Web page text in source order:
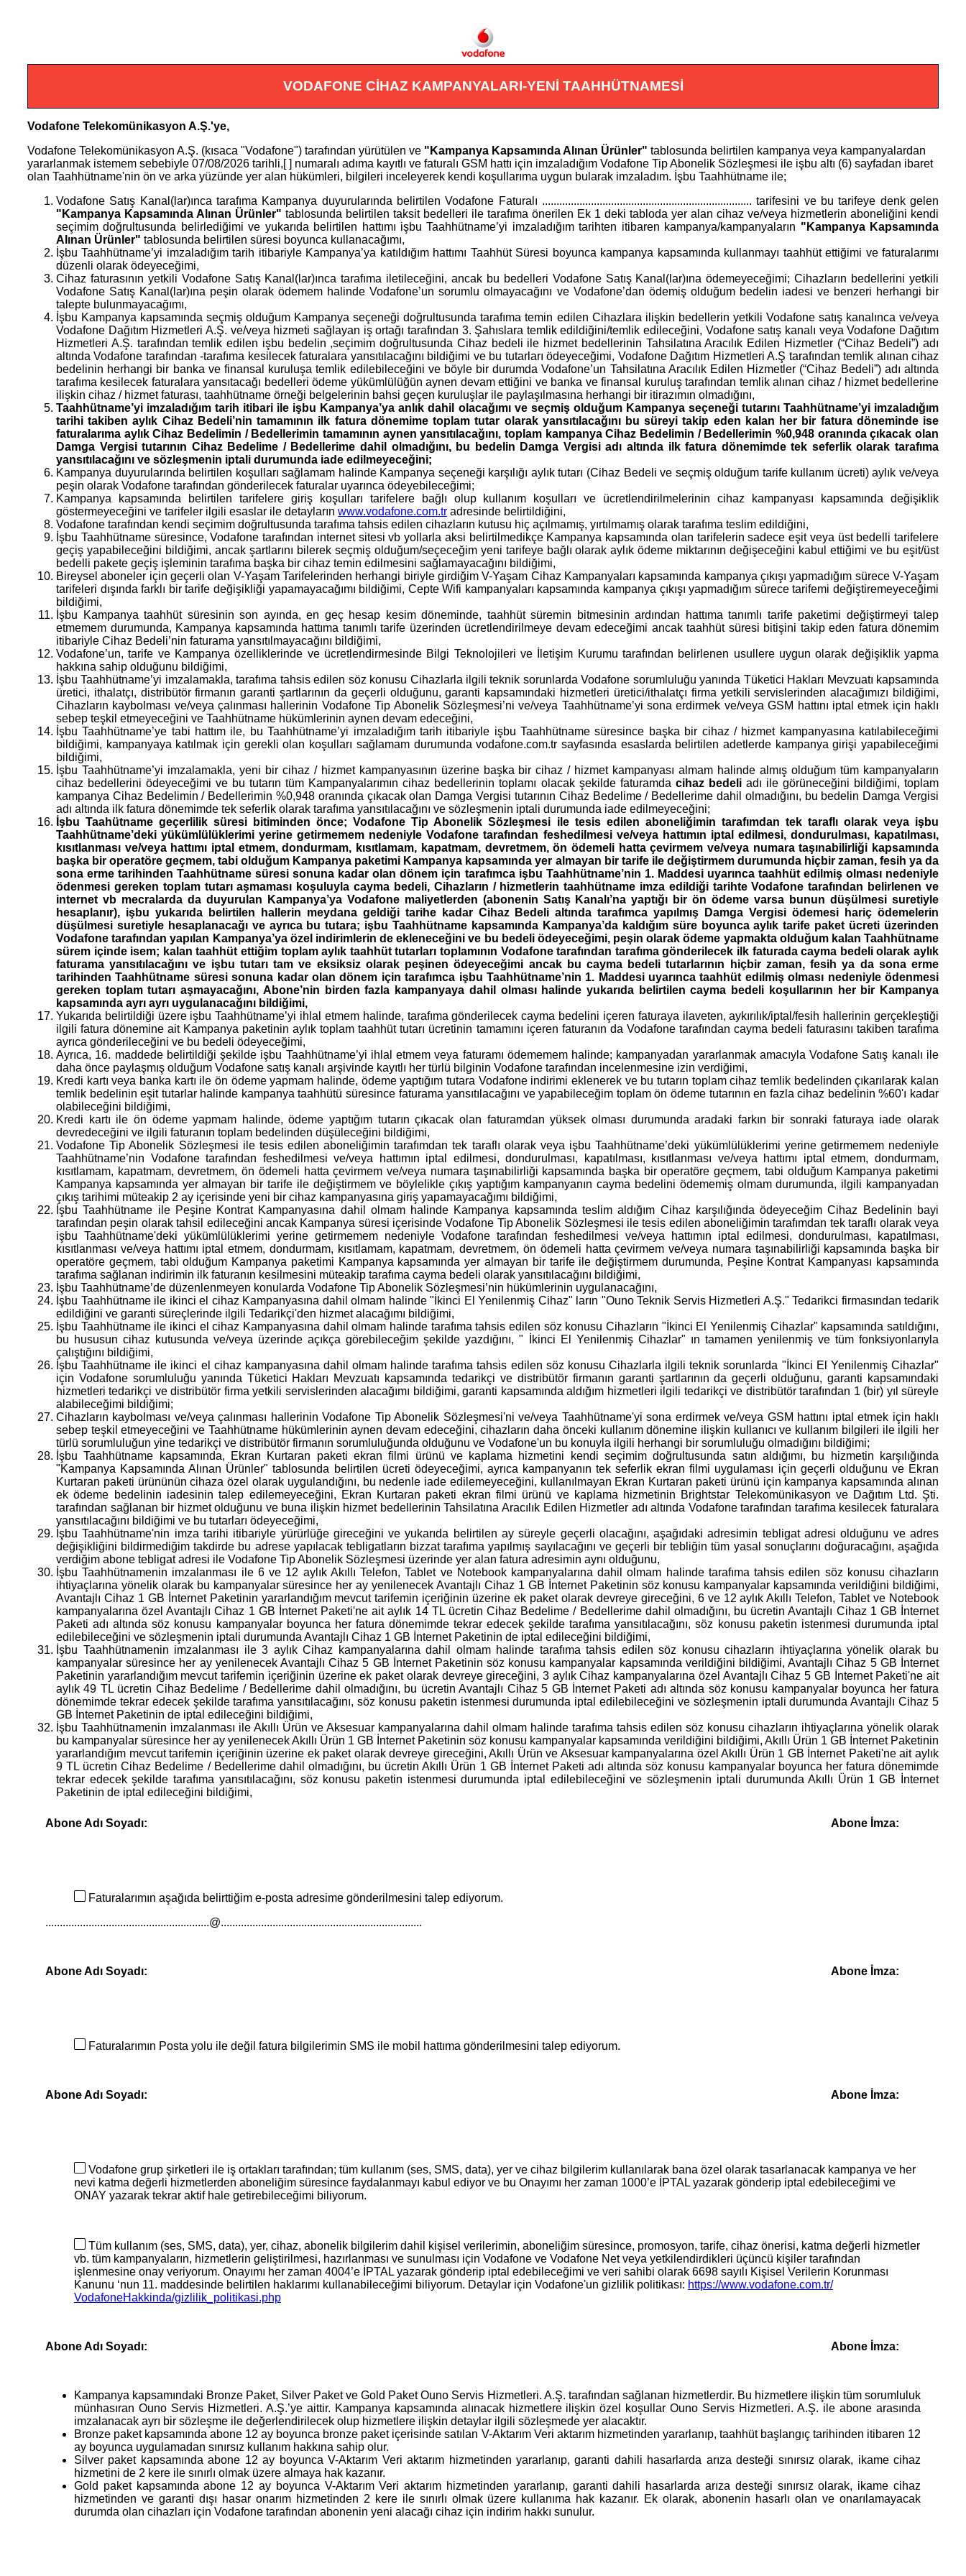
VODAFONE CİHAZ KAMPANYALARI-YENİ TAAHHÜTNAMESİ
Vodafone Telekomünikasyon A.Ş.'ye,
Vodafone Telekomünikasyon A.Ş. (kısaca "Vodafone") tarafından yürütülen ve "Kampanya Kapsamında Alınan Ürünler" tablosunda belirtilen kampanya veya kampanyalardan
yararlanmak istemem sebebiyle 07/08/2026 tarihli,[] numaralı adıma kayıtlı ve faturalı GSM hattı için imzaladığım Vodafone Tip Abonelik Sözleşmesi ile işbu altı (6) sayfadan ibaret
olan Taahhütname'nin ön ve arka yüzünde yer alan hükümleri, bilgileri inceleyerek kendi koşullarıma uygun bularak imzaladım. İşbu Taahhütname ile;
Vodafone Satış Kanal(lar)ınca tarafıma Kampanya duyurularında belirtilen Vodafone Faturalı ......................................................................... tarifesini ve bu tarifeye denk gelen
"Kampanya Kapsamında Alınan Ürünler" tablosunda belirtilen taksit bedelleri ile tarafıma önerilen Ek 1 deki tabloda yer alan cihaz ve/veya hizmetlerin aboneliğini kendi
seçimim doğrultusunda belirlediğimi ve yukarıda belirtilen hattımı işbu Taahhütname’yi imzaladığım tarihten itibaren kampanya/kampanyaların "Kampanya Kapsamında
Alınan Ürünler" tablosunda belirtilen süresi boyunca kullanacağımı,
İşbu Taahhütname’yi imzaladığım tarih itibariyle Kampanya’ya katıldığım hattımı Taahhüt Süresi boyunca kampanya kapsamında kullanmayı taahhüt ettiğimi ve faturalarımı
düzenli olarak ödeyeceğimi,
Cihaz faturasının yetkili Vodafone Satış Kanal(lar)ınca tarafıma iletileceğini, ancak bu bedelleri Vodafone Satış Kanal(lar)ına ödemeyeceğimi; Cihazların bedellerini yetkili
Vodafone Satış Kanal(lar)ına peşin olarak ödemem halinde Vodafone’un sorumlu olmayacağını ve Vodafone’dan ödemiş olduğum bedelin iadesi ve benzeri herhangi bir
talepte bulunmayacağımı,
İşbu Kampanya kapsamında seçmiş olduğum Kampanya seçeneği doğrultusunda tarafıma temin edilen Cihazlara ilişkin bedellerin yetkili Vodafone satış kanalınca ve/veya
Vodafone Dağıtım Hizmetleri A.Ş. ve/veya hizmeti sağlayan iş ortağı tarafından 3. Şahıslara temlik edildiğini/temlik edileceğini, Vodafone satış kanalı veya Vodafone Dağıtım
Hizmetleri A.Ş. tarafından temlik edilen işbu bedelin ,seçimim doğrultusunda Cihaz bedeli ile hizmet bedellerinin Tahsilatına Aracılık Edilen Hizmetler (“Cihaz Bedeli”) adı
altında Vodafone tarafından -tarafıma kesilecek faturalara yansıtılacağını bildiğimi ve bu tutarları ödeyeceğimi, Vodafone Dağıtım Hizmetleri A.Ş tarafından temlik alınan cihaz
bedelinin herhangi bir banka ve finansal kuruluşa temlik edilebileceğini ve böyle bir durumda Vodafone’un Tahsilatına Aracılık Edilen Hizmetler (“Cihaz Bedeli”) adı altında
tarafıma kesilecek faturalara yansıtacağı bedelleri ödeme yükümlülüğün aynen devam ettiğini ve banka ve finansal kuruluş tarafından temlik alınan cihaz / hizmet bedellerine
ilişkin cihaz / hizmet faturası, taahhütname örneği belgelerinin bahsi geçen kuruluşlar ile paylaşılmasına herhangi bir itirazımın olmadığını,
Taahhütname’yi imzaladığım tarih itibari ile işbu Kampanya’ya anlık dahil olacağımı ve seçmiş olduğum Kampanya seçeneği tutarını Taahhütname’yi imzaladığım
tarihi takiben aylık Cihaz Bedeli’nin tamamının ilk fatura dönemime toplam tutar olarak yansıtılacağını bu süreyi takip eden kalan her bir fatura döneminde ise
faturalarıma aylık Cihaz Bedelimin / Bedellerimin tamamının aynen yansıtılacağını, toplam kampanya Cihaz Bedelimin / Bedellerimin %0,948 oranında çıkacak olan
Damga Vergisi tutarının Cihaz Bedelime / Bedellerime dahil olmadığını, bu bedelin Damga Vergisi adı altında ilk fatura dönemimde tek seferlik olarak tarafıma
yansıtılacağını ve sözleşmenin iptali durumunda iade edilmeyeceğini;
Kampanya duyurularında belirtilen koşulları sağlamam halinde Kampanya seçeneği karşılığı aylık tutarı (Cihaz Bedeli ve seçmiş olduğum tarife kullanım ücreti) aylık ve/veya
peşin olarak Vodafone tarafından gönderilecek faturalar uyarınca ödeyebileceğimi;
Kampanya kapsamında belirtilen tarifelere giriş koşulları tarifelere bağlı olup kullanım koşulları ve ücretlendirilmelerinin cihaz kampanyası kapsamında değişiklik
göstermeyeceğini ve tarifeler ilgili esaslar ile detayların www.vodafone.com.tr adresinde belirtildiğini,
Vodafone tarafından kendi seçimim doğrultusunda tarafıma tahsis edilen cihazların kutusu hiç açılmamış, yırtılmamış olarak tarafıma teslim edildiğini,
İşbu Taahhütname süresince, Vodafone tarafından internet sitesi vb yollarla aksi belirtilmedikçe Kampanya kapsamında olan tarifelerin sadece eşit veya üst bedelli tarifelere
geçiş yapabileceğini bildiğimi, ancak şartlarını bilerek seçmiş olduğum/seçeceğim yeni tarifeye bağlı olarak aylık ödeme miktarının değişeceğini kabul ettiğimi ve bu eşit/üst
bedelli pakete geçiş işleminin tarafıma başka bir cihaz temin edilmesini sağlamayacağını bildiğimi,
Bireysel aboneler için geçerli olan V-Yaşam Tarifelerinden herhangi biriyle girdiğim V-Yaşam Cihaz Kampanyaları kapsamında kampanya çıkışı yapmadığım sürece V-Yaşam
tarifeleri dışında farklı bir tarife değişikliği yapamayacağımı bildiğimi, Cepte Wifi kampanyaları kapsamında kampanya çıkışı yapmadığım sürece tarifemi değiştiremeyeceğimi
bildiğimi,
İşbu Kampanya taahhüt süresinin son ayında, en geç hesap kesim döneminde, taahhüt süremin bitmesinin ardından hattıma tanımlı tarife paketimi değiştirmeyi talep
etmemem durumunda, Kampanya kapsamında hattıma tanımlı tarife üzerinden ücretlendirilmeye devam edeceğimi ancak taahhüt süresi bitişini takip eden fatura dönemim
itibariyle Cihaz Bedeli’nin faturama yansıtılmayacağını bildiğimi,
Vodafone’un, tarife ve Kampanya özelliklerinde ve ücretlendirmesinde Bilgi Teknolojileri ve İletişim Kurumu tarafından belirlenen usullere uygun olarak değişiklik yapma
hakkına sahip olduğunu bildiğimi,
İşbu Taahhütname’yi imzalamakla, tarafıma tahsis edilen söz konusu Cihazlarla ilgili teknik sorunlarda Vodafone sorumluluğu yanında Tüketici Hakları Mevzuatı kapsamında
üretici, ithalatçı, distribütör firmanın garanti şartlarının da geçerli olduğunu, garanti kapsamındaki hizmetleri üretici/ithalatçı firma yetkili servislerinden alacağımızı bildiğimi,
Cihazların kaybolması ve/veya çalınması hallerinin Vodafone Tip Abonelik Sözleşmesi’ni ve/veya Taahhütname’yi sona erdirmek ve/veya GSM hattını iptal etmek için haklı
sebep teşkil etmeyeceğini ve Taahhütname hükümlerinin aynen devam edeceğini,
İşbu Taahhütname’ye tabi hattım ile, bu Taahhütname’yi imzaladığım tarih itibariyle işbu Taahhütname süresince başka bir cihaz / hizmet kampanyasına katılabileceğimi
bildiğimi, kampanyaya katılmak için gerekli olan koşulları sağlamam durumunda vodafone.com.tr sayfasında esaslarda belirtilen adetlerde kampanya girişi yapabileceğimi
bildiğimi,
İşbu Taahhütname’yi imzalamakla, yeni bir cihaz / hizmet kampanyasının üzerine başka bir cihaz / hizmet kampanyası almam halinde almış olduğum tüm kampanyaların
cihaz bedellerini ödeyeceğimi ve bu tutarın tüm Kampanyalarımın cihaz bedellerinin toplamı olacak şekilde faturamda cihaz bedeliadı ile görüneceğini bildiğimi, toplam
kampanya Cihaz Bedelimin / Bedellerimin %0,948 oranında çıkacak olan Damga Vergisi tutarının Cihaz Bedelime / Bedellerime dahil olmadığını, bu bedelin Damga Vergisi
adı altında ilk fatura dönemimde tek seferlik olarak tarafıma yansıtılacağını ve sözleşmenin iptali durumunda iade edilmeyeceğini;
İşbu Taahütname geçerlilik süresi bitiminden önce; Vodafone Tip Abonelik Sözleşmesi ile tesis edilen aboneliğimin tarafımdan tek taraflı olarak veya işbu
Taahhütname’deki yükümlülüklerimi yerine getirmemem nedeniyle Vodafone tarafından feshedilmesi ve/veya hattımın iptal edilmesi, dondurulması, kapatılması,
kısıtlanması ve/veya hattımı iptal etmem, dondurmam, kısıtlamam, kapatmam, devretmem, ön ödemeli hatta çevirmem ve/veya numara taşınabilirliği kapsamında
başka bir operatöre geçmem, tabi olduğum Kampanya paketimi Kampanya kapsamında yer almayan bir tarife ile değiştirmem durumunda hiçbir zaman, fesih ya da
sona erme tarihinden Taahhütname süresi sonuna kadar olan dönem için tarafımca işbu Taahhütname’nin 1. Maddesi uyarınca taahhüt edilmiş olması nedeniyle
ödenmesi gereken toplam tutarı aşmaması koşuluyla cayma bedeli, Cihazların / hizmetlerin taahhütname imza edildiği tarihte Vodafone tarafından belirlenen ve
internet vb mecralarda da duyurulan Kampanya’ya Vodafone maliyetlerden (abonenin Satış Kanalı’na yaptığı bir ön ödeme varsa bunun düşülmesi suretiyle
hesaplanır), işbu yukarıda belirtilen hallerin meydana geldiği tarihe kadar Cihaz Bedeli altında tarafımca yapılmış Damga Vergisi ödemesi hariç ödemelerin
düşülmesi suretiyle hesaplanacağı ve ayrıca bu tutara; işbu Taahhütname kapsamında Kampanya’da kaldığım süre boyunca aylık tarife paket ücreti üzerinden
Vodafone tarafından yapılan Kampanya’ya özel indirimlerin de ekleneceğinive bu bedeli ödeyeceğimi, peşin olarak ödeme yapmakta olduğum kalan Taahhütname
sürem içinde isem; kalan taahhüt ettiğim toplam aylık taahhüt tutarları toplamının Vodafone tarafından tarafıma gönderilecek ilk faturada cayma bedeli olarak aylık
faturama yansıtılacağını ve işbu tutarı tam ve eksiksiz olarak peşinen ödeyeceğimi ancak bu cayma bedeli tutarlarının hiçbir zaman, fesih ya da sona erme
tarihinden Taahhütname süresi sonuna kadar olan dönem için tarafımca işbu Taahhütname’nin 1. Maddesi uyarınca taahhüt edilmiş olması nedeniyle ödenmesi
gereken toplam tutarı aşmayacağını, Abone’nin birden fazla kampanyaya dahil olması halinde yukarıda belirtilen cayma bedeli koşullarının her bir Kampanya
kapsamında ayrı ayrı uygulanacağını bildiğimi,
Yukarıda belirtildiği üzere işbu Taahhütname’yi ihlal etmem halinde, tarafıma gönderilecek cayma bedelini içeren faturaya ilaveten, aykırılık/iptal/fesih hallerinin gerçekleştiği
ilgili fatura dönemine ait Kampanya paketinin aylık toplam taahhüt tutarı ücretinin tamamını içeren faturanın da Vodafone tarafından cayma bedeli faturasını takiben tarafıma
ayrıca gönderileceğini ve bu bedeli ödeyeceğimi,
Ayrıca, 16. maddede belirtildiği şekilde işbu Taahhütname’yi ihlal etmem veya faturamı ödememem halinde; kampanyadan yararlanmak amacıyla Vodafone Satış kanalı ile
daha önce paylaşmış olduğum Vodafone satış kanalı arşivinde kayıtlı her türlü bilginin Vodafone tarafından incelenmesine izin verdiğimi,
Kredi kartı veya banka kartı ile ön ödeme yapmam halinde, ödeme yaptığım tutara Vodafone indirimi eklenerek ve bu tutarın toplam cihaz temlik bedelinden çıkarılarak kalan
temlik bedelinin eşit tutarlar halinde kampanya taahhütü süresince faturama yansıtılacağını ve yapabileceğim toplam ön ödeme tutarının en fazla cihaz bedelinin %60'ı kadar
olabileceğini bildiğimi,
Kredi kartı ile ön ödeme yapmam halinde, ödeme yaptığım tutarın çıkacak olan faturamdan yüksek olması durumunda aradaki farkın bir sonraki faturaya iade olarak
devredeceğini ve ilgili faturanın toplam bedelinden düşüleceğini bildiğimi,
Vodafone Tip Abonelik Sözleşmesi ile tesis edilen aboneliğimin tarafımdan tek taraflı olarak veya işbu Taahhütname’deki yükümlülüklerimi yerine getirmemem nedeniyle
Taahhütname’nin Vodafone tarafından feshedilmesi ve/veya hattımın iptal edilmesi, dondurulması, kapatılması, kısıtlanması ve/veya hattımı iptal etmem, dondurmam,
kısıtlamam, kapatmam, devretmem, ön ödemeli hatta çevirmem ve/veya numara taşınabilirliği kapsamında başka bir operatöre geçmem, tabi olduğum Kampanya paketimi
Kampanya kapsamında yer almayan bir tarife ile değiştirmem ve böylelikle çıkış yaptığım kampanyanın cayma bedelini ödememiş olmam durumunda, ilgili kampanyadan
çıkış tarihimi müteakip 2 ay içerisinde yeni bir cihaz kampanyasına giriş yapamayacağımı bildiğimi,
İşbu Taahhütname ile Peşine Kontrat Kampanyasına dahil olmam halinde Kampanya kapsamında teslim aldığım Cihaz karşılığında ödeyeceğim Cihaz Bedelinin bayi
tarafından peşin olarak tahsil edileceğini ancak Kampanya süresi içerisinde Vodafone Tip Abonelik Sözleşmesi ile tesis edilen aboneliğimin tarafımdan tek taraflı olarak veya
işbu Taahhütname'deki yükümlülüklerimi yerine getirmemem nedeniyle Vodafone tarafından feshedilmesi ve/veya hattımın iptal edilmesi, dondurulması, kapatılması,
kısıtlanması ve/veya hattımı iptal etmem, dondurmam, kısıtlamam, kapatmam, devretmem, ön ödemeli hatta çevirmem ve/veya numara taşınabilirliği kapsamında başka bir
operatöre geçmem, tabi olduğum Kampanya paketimi Kampanya kapsamında yer almayan bir tarife ile değiştirmem durumunda, Peşine Kontrat Kampanyası kapsamında
tarafıma sağlanan indirimin ilk faturanın kesilmesini müteakip tarafıma cayma bedeli olarak yansıtılacağını bildiğimi,
İşbu Taahhütname’de düzenlenmeyen konularda Vodafone Tip Abonelik Sözleşmesi’nin hükümlerinin uygulanacağını,
İşbu Taahhütname ile ikinci el cihaz Kampanyasına dahil olmam halinde "İkinci El Yenilenmiş Cihaz" ların "Ouno Teknik Servis Hizmetleri A.Ş." Tedarikci firmasından tedarik
edildiğini ve garanti süreçlerinde ilgili Tedarikçi'den hizmet alacağımı bildiğimi,
İşbu Taahhütname ile ikinci el cihaz Kampanyasına dahil olmam halinde tarafıma tahsis edilen söz konusu Cihazların "İkinci El Yenilenmiş Cihazlar" kapsamında satıldığını,
bu hususun cihaz kutusunda ve/veya üzerinde açıkça görebileceğim şekilde yazdığını, " İkinci El Yenilenmiş Cihazlar" ın tamamen yenilenmiş ve tüm fonksiyonlarıyla
çalıştığını bildiğimi,
İşbu Taahhütname ile ikinci el cihaz kampanyasına dahil olmam halinde tarafıma tahsis edilen söz konusu Cihazlarla ilgili teknik sorunlarda "İkinci El Yenilenmiş Cihazlar"
için Vodafone sorumluluğu yanında Tüketici Hakları Mevzuatı kapsamında tedarikçi ve distribütör firmanın garanti şartlarının da geçerli olduğunu, garanti kapsamındaki
hizmetleri tedarikçi ve distribütör firma yetkili servislerinden alacağımı bildiğimi, garanti kapsamında aldığım hizmetleri ilgili tedarikçi ve distribütör tarafından 1 (bir) yıl süreyle
alabileceğimi bildiğimi;
Cihazların kaybolması ve/veya çalınması hallerinin Vodafone Tip Abonelik Sözleşmesi'ni ve/veya Taahhütname'yi sona erdirmek ve/veya GSM hattını iptal etmek için haklı
sebep teşkil etmeyeceğini ve Taahhütname hükümlerinin aynen devam edeceğini, cihazların daha önceki kullanım dönemine ilişkin kullanıcı ve kullanım bilgileri ile ilgili her
türlü sorumluluğun yine tedarikçi ve distribütör firmanın sorumluluğunda olduğunu ve Vodafone'un bu konuyla ilgili herhangi bir sorumluluğu olmadığını bildiğimi;
İşbu Taahhütname kapsamında, Ekran Kurtaran paketi ekran filmi ürünü ve kaplama hizmetini kendi seçimim doğrultusunda satın aldığımı, bu hizmetin karşılığında
"Kampanya Kapsamında Alınan Ürünler" tablosunda belirtilen ücreti ödeyeceğimi, ayrıca kampanyanın tek seferlik ekran filmi uygulaması için geçerli olduğunu ve Ekran
Kurtaran paketi ürününün cihaza özel olarak uygulandığını, bu nedenle iade edilemeyeceğini, kullanılmayan Ekran Kurtaran paketi ürünü için kampanya kapsamında alınan
ek ödeme bedelinin iadesinin talep edilemeyeceğini, Ekran Kurtaran paketi ekran filmi ürünü ve kaplama hizmetinin Brightstar Telekomünikasyon ve Dağıtım Ltd. Şti.
tarafından sağlanan bir hizmet olduğunu ve buna ilişkin hizmet bedellerinin Tahsilatına Aracılık Edilen Hizmetler adı altında Vodafone tarafından tarafıma kesilecek faturalara
yansıtılacağını bildiğimi ve bu tutarları ödeyeceğimi,
İşbu Taahhütname'nin imza tarihi itibariyle yürürlüğe gireceğini ve yukarıda belirtilen ay süreyle geçerli olacağını, aşağıdaki adresimin tebligat adresi olduğunu ve adres
değişikliğini bildirmediğim takdirde bu adrese yapılacak tebligatların bizzat tarafıma yapılmış sayılacağını ve geçerli bir tebliğin tüm yasal sonuçlarını doğuracağını, aşağıda
verdiğim abone tebligat adresi ile Vodafone Tip Abonelik Sözleşmesi üzerinde yer alan fatura adresimin aynı olduğunu,
İşbu Taahhütnamenin imzalanması ile 6 ve 12 aylık Akıllı Telefon, Tablet ve Notebook kampanyalarına dahil olmam halinde tarafıma tahsis edilen söz konusu cihazların
ihtiyaçlarına yönelik olarak bu kampanyalar süresince her ay yenilenecek Avantajlı Cihaz 1 GB İnternet Paketinin söz konusu kampanyalar kapsamında verildiğini bildiğimi,
Avantajlı Cihaz 1 GB İnternet Paketinin yararlandığım mevcut tarifemin içeriğinin üzerine ek paket olarak devreye gireceğini, 6 ve 12 aylık Akıllı Telefon, Tablet ve Notebook
kampanyalarına özel Avantajlı Cihaz 1 GB İnternet Paketi'ne ait aylık 14 TL ücretin Cihaz Bedelime / Bedellerime dahil olmadığını, bu ücretin Avantajlı Cihaz 1 GB İnternet
Paketi adı altında söz konusu kampanyalar boyunca her fatura dönemimde tekrar edecek şekilde tarafıma yansıtılacağını, söz konusu paketin istenmesi durumunda iptal
edilebileceğini ve sözleşmenin iptali durumunda Avantajlı Cihaz 1 GB İnternet Paketinin de iptal edileceğini bildiğimi,
İşbu Taahhütnamenin imzalanması ile 3 aylık Cihaz kampanyalarına dahil olmam halinde tarafıma tahsis edilen söz konusu cihazların ihtiyaçlarına yönelik olarak bu
kampanyalar süresince her ay yenilenecek Avantajlı Cihaz 5 GB İnternet Paketinin söz konusu kampanyalar kapsamında verildiğini bildiğimi, Avantajlı Cihaz 5 GB İnternet
Paketinin yararlandığım mevcut tarifemin içeriğinin üzerine ek paket olarak devreye gireceğini, 3 aylık Cihaz kampanyalarına özel Avantajlı Cihaz 5 GB İnternet Paketi'ne ait
aylık 49 TL ücretin Cihaz Bedelime / Bedellerime dahil olmadığını, bu ücretin Avantajlı Cihaz 5 GB İnternet Paketi adı altında söz konusu kampanyalar boyunca her fatura
dönemimde tekrar edecek şekilde tarafıma yansıtılacağını, söz konusu paketin istenmesi durumunda iptal edilebileceğini ve sözleşmenin iptali durumunda Avantajlı Cihaz 5
GB İnternet Paketinin de iptal edileceğini bildiğimi,
İşbu Taahhütnamenin imzalanması ile Akıllı Ürün ve Aksesuar kampanyalarına dahil olmam halinde tarafıma tahsis edilen söz konusu cihazların ihtiyaçlarına yönelik olarak
bu kampanyalar süresince her ay yenilenecek Akıllı Ürün 1 GB İnternet Paketinin söz konusu kampanyalar kapsamında verildiğini bildiğimi, Akıllı Ürün 1 GB İnternet Paketinin
yararlandığım mevcut tarifemin içeriğinin üzerine ek paket olarak devreye gireceğini, Akıllı Ürün ve Aksesuar kampanyalarına özel Akıllı Ürün 1 GB İnternet Paketi'ne ait aylık
9 TL ücretin Cihaz Bedelime / Bedellerime dahil olmadığını, bu ücretin Akıllı Ürün 1 GB İnternet Paketi adı altında söz konusu kampanyalar boyunca her fatura dönemimde
tekrar edecek şekilde tarafıma yansıtılacağını, söz konusu paketin istenmesi durumunda iptal edilebileceğini ve sözleşmenin iptali durumunda Akıllı Ürün 1 GB İnternet
Paketinin de iptal edileceğini bildiğimi,
Abone Adı Soyadı: Abone İmza:
Faturalarımın aşağıda belirttiğim e-posta adresime gönderilmesini talep ediyorum.
.........................................................@......................................................................
Abone Adı Soyadı: Abone İmza:
Faturalarımın Posta yolu ile değil fatura bilgilerimin SMS ile mobil hattıma gönderilmesini talep ediyorum.
Abone Adı Soyadı: Abone İmza:
Vodafone grup şirketleri ile iş ortakları tarafından; tüm kullanım (ses, SMS, data), yer ve cihaz bilgilerim kullanılarak bana özel olarak tasarlanacak kampanya ve her
nevi katma değerli hizmetlerden aboneliğim süresince faydalanmayı kabul ediyor ve bu Onayımı her zaman 1000’e İPTAL yazarak gönderip iptal edebileceğimi ve
ONAY yazarak tekrar aktif hale getirebileceğimi biliyorum.
Tüm kullanım (ses, SMS, data), yer, cihaz, abonelik bilgilerim dahil kişisel verilerimin, aboneliğim süresince, promosyon, tarife, cihaz önerisi, katma değerli hizmetler
vb. tüm kampanyaların, hizmetlerin geliştirilmesi, hazırlanması ve sunulması için Vodafone ve Vodafone Net veya yetkilendirdikleri üçüncü kişiler tarafından
işlenmesine onay veriyorum. Onayımı her zaman 4004’e İPTAL yazarak gönderip iptal edebileceğimi ve veri sahibi olarak 6698 sayılı Kişisel Verilerin Korunması
Kanunu ‘nun 11. maddesinde belirtilen haklarımı kullanabileceğimi biliyorum. Detaylar için Vodafone'un gizlilik politikası: https://www.vodafone.com.tr/
VodafoneHakkinda/gizlilik_politikasi.php
Abone Adı Soyadı: Abone İmza:
Kampanya kapsamındaki Bronze Paket, Silver Paket ve Gold Paket Ouno Servis Hizmetleri. A.Ş. tarafından sağlanan hizmetlerdir. Bu hizmetlere ilişkin tüm sorumluluk
münhasıran Ouno Servis Hizmetleri. A.Ş.’ye aittir. Kampanya kapsamında alınacak hizmetlere ilişkin özel koşullar Ouno Servis Hizmetleri. A.Ş. ile abone arasında
imzalanacak ayrı bir sözleşme ile değerlendirilecek olup hizmetlere ilişkin detaylar ilgili sözleşmede yer alacaktır.
Bronze paket kapsamında abone 12 ay boyunca bronze paket içerisinde satılan V-Aktarım Veri aktarım hizmetinden yararlanıp, taahhüt başlangıç tarihinden itibaren 12
ay boyunca uygulamadan sınırsız kullanım hakkına sahip olur.
Silver paket kapsamında abone 12 ay boyunca V-Aktarım Veri aktarım hizmetinden yararlanıp, garanti dahili hasarlarda arıza desteği sınırsız olarak, ikame cihaz
hizmetini de 2 kere ile sınırlı olmak üzere almaya hak kazanır.
Gold paket kapsamında abone 12 ay boyunca V-Aktarım Veri aktarım hizmetinden yararlanıp, garanti dahili hasarlarda arıza desteği sınırsız olarak, ikame cihaz
hizmetinden ve garanti dışı hasar onarım hizmetinden 2 kere ile sınırlı olmak üzere kullanıma hak kazanır. Ek olarak, abonenin hasarlı olan ve onarılamayacak
durumda olan cihazları için Vodafone tarafından abonenin yeni alacağı cihaz için indirim hakkı sunulur.